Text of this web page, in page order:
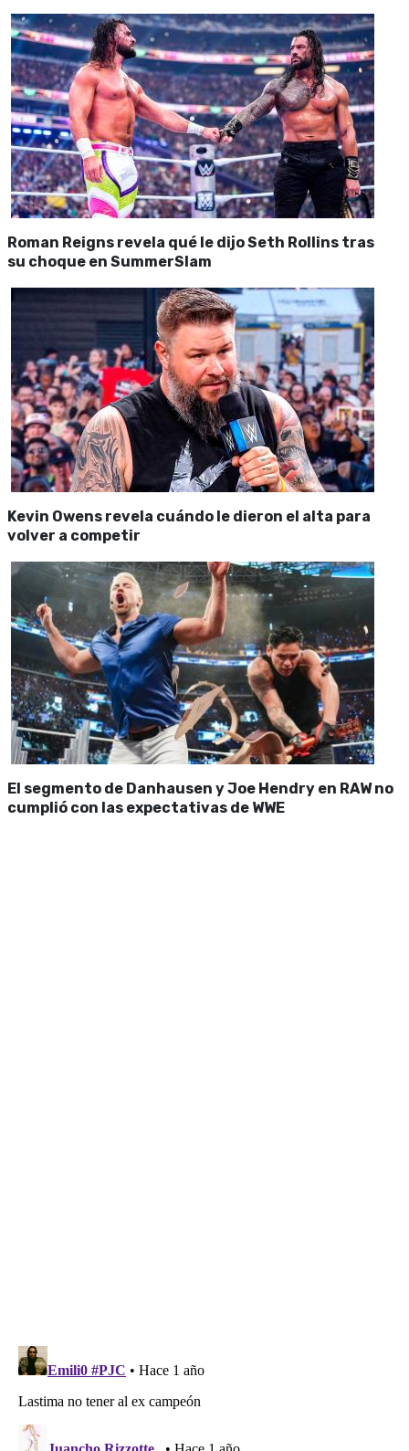
Roman Reigns revela qué le dijo Seth Rollins tras
su choque en SummerSlam
Kevin Owens revela cuándo le dieron el alta para
volver a competir
El segmento de Danhausen y Joe Hendry en RAW no
cumplió con las expectativas de WWE